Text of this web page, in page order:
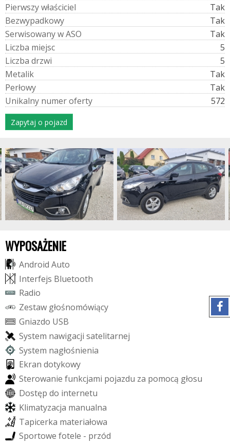
Pierwszywłaściciel
Tak
Bezwypadkowy
Tak
SerwisowanywASO
Tak
Liczba miejsc
5
Liczba drzwi
5
Metalik
Tak
Perłowy
Tak
Unikalny numeroferty 572
Zapytaj o pojazd
WYPOSAŻENIE
Android Auto
Interfejs Bluetooth
Radio
Zestaw głośnomówiący
Gniazdo USB
System nawigacji satelitarnej
System nagłośnienia
Ekran dotykowy
Sterowanie funkcjami pojazdu za pomocą głosu
Dostęp do internetu
Klimatyzacja manualna
Tapicerka materiałowa
Sportowe fotele - przód